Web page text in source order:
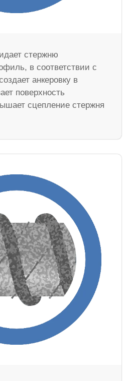
стержню
в соответствии с
анкеровку в
поверхность
сцепление стержня